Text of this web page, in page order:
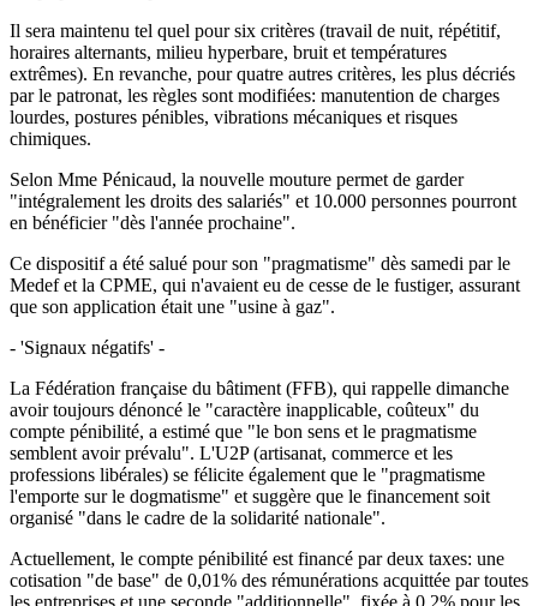
Il sera maintenu tel quel pour six critères (travail de nuit, répétitif,
horaires alternants, milieu hyperbare, bruit et températures
extrêmes). En revanche, pour quatre autres critères, les plus décriés
par le patronat, les règles sont modifiées: manutention de charges
lourdes, postures pénibles, vibrations mécaniques et risques
chimiques.
Selon Mme Pénicaud, la nouvelle mouture permet de garder
"intégralement les droits des salariés" et 10.000 personnes pourront
en bénéficier "dès l'année prochaine".
Ce dispositif a été salué pour son "pragmatisme" dès samedi par le
Medef et la CPME, qui n'avaient eu de cesse de le fustiger, assurant
que son application était une "usine à gaz".
- 'Signaux négatifs' -
La Fédération française du bâtiment (FFB), qui rappelle dimanche
avoir toujours dénoncé le "caractère inapplicable, coûteux" du
compte pénibilité, a estimé que "le bon sens et le pragmatisme
semblent avoir prévalu". L'U2P (artisanat, commerce et les
professions libérales) se félicite également que le "pragmatisme
l'emporte sur le dogmatisme" et suggère que le financement soit
organisé "dans le cadre de la solidarité nationale".
Actuellement, le compte pénibilité est financé par deux taxes: une
cotisation "de base" de 0,01% des rémunérations acquittée par toutes
les entreprises et une seconde "additionnelle", fixée à 0,2% pour les